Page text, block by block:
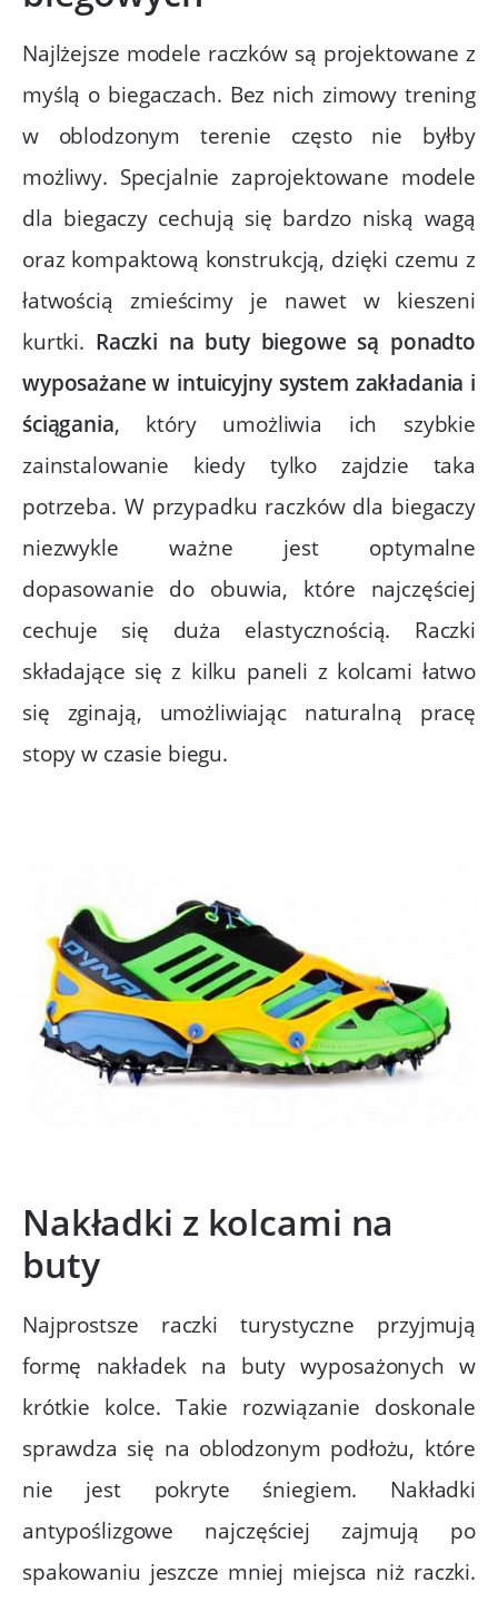
Najlżejsze modele raczków są projektowane z
myślą o biegaczach. Bez nich zimowy trening
w oblodzonym terenie często nie byłby
możliwy. Specjalnie zaprojektowane modele
dla biegaczy cechują się bardzo niską wagą
oraz kompaktową konstrukcją, dzięki czemu z
łatwością zmieścimy je nawet w kieszeni
kurtki. Raczki na buty biegowe są ponadto
wyposażane w intuicyjny system zakładania i
ściągania, który umożliwia ich szybkie
zainstalowanie kiedy tylko zajdzie taka
potrzeba. W przypadku raczków dla biegaczy
niezwykle ważne jest optymalne
dopasowanie do obuwia, które najczęściej
cechuje się duża elastycznością. Raczki
składające się z kilku paneli z kolcami łatwo
się zginają, umożliwiając naturalną pracę
stopy w czasie biegu.
Nakładki z kolcami na
buty
Najprostsze raczki turystyczne przyjmują
formę nakładek na buty wyposażonych w
krótkie kolce. Takie rozwiązanie doskonale
sprawdza się na oblodzonym podłożu, które
nie jest pokryte śniegiem. Nakładki
antypoślizgowe najczęściej zajmują po
spakowaniu jeszcze mniej miejsca niż raczki.